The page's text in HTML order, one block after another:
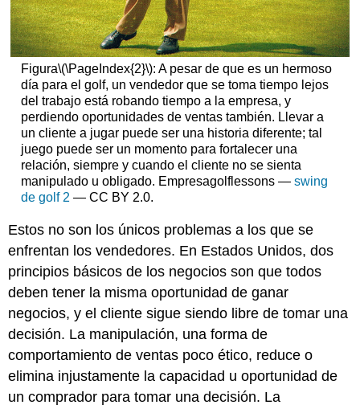
Figura\(\PageIndex{2}\): A pesar de que es un hermoso
día para el golf, un vendedor que se toma tiempo lejos
del trabajo está robando tiempo a la empresa, y
perdiendo oportunidades de ventas también. Llevar a
un cliente a jugar puede ser una historia diferente; tal
juego puede ser un momento para fortalecer una
relación, siempre y cuando el cliente no se sienta
manipulado u obligado. Empresagolflessons — swing
de golf 2 — CC BY 2.0.
Estos no son los únicos problemas a los que se
enfrentan los vendedores. En Estados Unidos, dos
principios básicos de los negocios son que todos
deben tener la misma oportunidad de ganar
negocios, y el cliente sigue siendo libre de tomar una
decisión. La manipulación, una forma de
comportamiento de ventas poco ético, reduce o
elimina injustamente la capacidad u oportunidad de
un comprador para tomar una decisión. La